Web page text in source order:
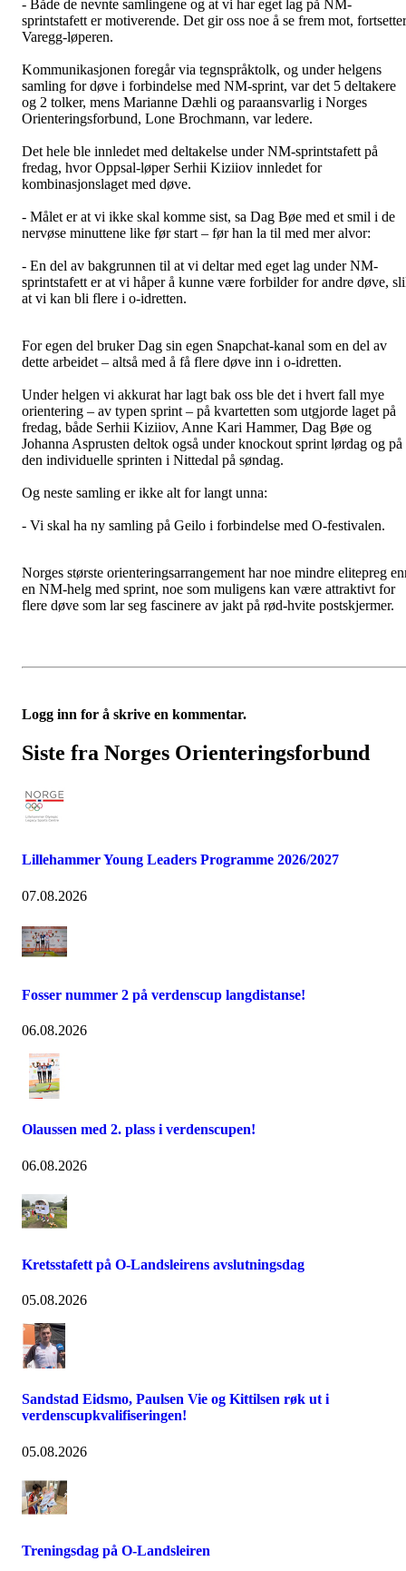
- Både de nevnte samlingene og at vi har eget lag på NM-
sprintstafett er motiverende. Det gir oss noe å se frem mot, fortsetter
Varegg-løperen.
Kommunikasjonen foregår via tegnspråktolk, og under helgens
samling for døve i forbindelse med NM-sprint, var det 5 deltakere
og 2 tolker, mens Marianne Dæhli og paraansvarlig i Norges
Orienteringsforbund, Lone Brochmann, var ledere.
Det hele ble innledet med deltakelse under NM-sprintstafett på
fredag, hvor Oppsal-løper Serhii Kiziiov innledet for
kombinasjonslaget med døve.
- Målet er at vi ikke skal komme sist, sa Dag Bøe med et smil i de
nervøse minuttene like før start – før han la til med mer alvor:
- En del av bakgrunnen til at vi deltar med eget lag under NM-
sprintstafett er at vi håper å kunne være forbilder for andre døve,
at vi kan bli flere i o-idretten.
For egen del bruker Dag sin egen Snapchat-kanal som en del av
dette arbeidet – altså med å få flere døve inn i o-idretten.
Under helgen vi akkurat har lagt bak oss ble det i hvert fall mye
orientering – av typen sprint – på kvartetten som utgjorde laget på
fredag, både Serhii Kiziiov, Anne Kari Hammer, Dag Bøe og
Johanna Asprusten deltok også under knockout sprint lørdag og på
den individuelle sprinten i Nittedal på søndag.
Og neste samling er ikke alt for langt unna:
- Vi skal ha ny samling på Geilo i forbindelse med O-festivalen.
Norges største orienteringsarrangement har noe mindre elitepreg
en NM-helg med sprint, noe som muligens kan være attraktivt for
flere døve som lar seg fascinere av jakt på rød-hvite postskjermer.
Logg inn for å skrive en kommentar.
Siste fra Norges Orienteringsforbund
Lillehammer Young Leaders Programme 2026/2027
07.08.2026
Fosser nummer 2 på verdenscup langdistanse!
06.08.2026
Olaussen med 2. plass i verdenscupen!
06.08.2026
Kretsstafett på O-Landsleirens avslutningsdag
05.08.2026
Sandstad Eidsmo, Paulsen Vie og Kittilsen røk ut i
verdenscupkvalifiseringen!
05.08.2026
Treningsdag på O-Landsleiren